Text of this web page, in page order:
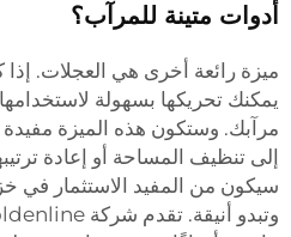
أدوات متينة للمرآب؟
ميزة رائعة أخرى هي العجلات.
يمكنك تحريكها بسهولة
مرآبك. وستكون هذه الميزة
إلى تنظيف المساحة أو إعادة
سيكون من المفيد الاستثمار في